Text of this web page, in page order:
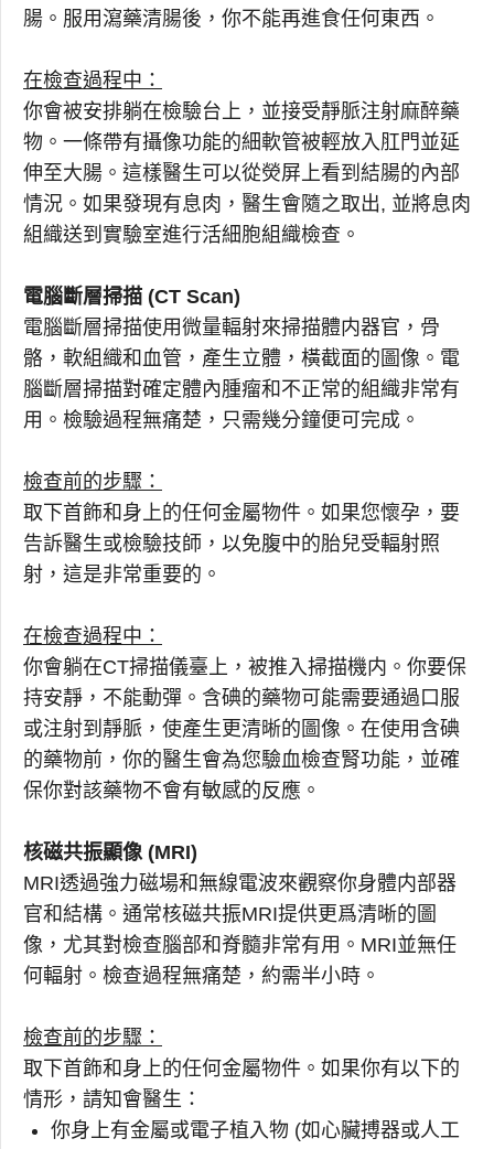
腸。服用瀉藥清腸後，你不能再進食任何東西。
在檢查過程中：
你會被安排躺在檢驗台上，並接受靜脈注射麻醉藥
物。一條帶有攝像功能的細軟管被輕放入肛門並延
伸至大腸。這樣醫生可以從熒屏上看到結腸的內部
情況。如果發現有息肉，醫生會隨之取出, 並將息肉
組織送到實驗室進行活細胞組織檢查。
電腦斷層掃描 (CT Scan)
電腦斷層掃描使用微量輻射來掃描體内器官，骨
骼，軟組織和血管，產生立體，橫截面的圖像。電
腦斷層掃描對確定體內腫瘤和不正常的組織非常有
用。檢驗過程無痛楚，只需幾分鐘便可完成。
檢查前的步驟：
取下首飾和身上的任何金屬物件。如果您懷孕，要
告訴醫生或檢驗技師，以免腹中的胎兒受輻射照
射，這是非常重要的。
在檢查過程中：
你會躺在CT掃描儀臺上，被推入掃描機内。你要保
持安靜，不能動彈。含碘的藥物可能需要通過口服
或注射到靜脈，使產生更清晰的圖像。在使用含碘
的藥物前，你的醫生會為您驗血檢查腎功能，並確
保你對該藥物不會有敏感的反應。
核磁共振顯像 (MRI)
MRI透過強力磁場和無線電波來觀察你身體内部器
官和結構。通常核磁共振MRI提供更爲清晰的圖
像，尤其對檢查腦部和脊髓非常有用。MRI並無任
何輻射。檢查過程無痛楚，約需半小時。
檢查前的步驟：
取下首飾和身上的任何金屬物件。如果你有以下的
情形，請知會醫生：
你身上有金屬或電子植入物 (如心臟搏器或人工